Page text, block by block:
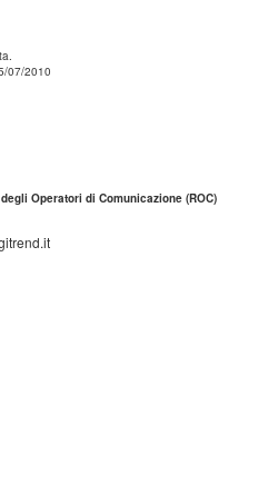
07/2010
Operatori di Comunicazione (ROC)